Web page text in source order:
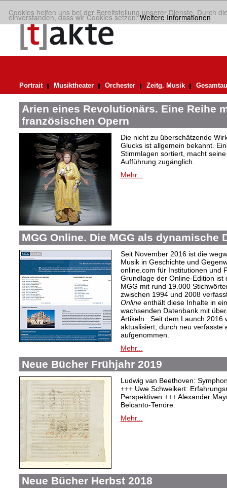
Cookies helfen uns bei der Bereitstellung unserer Dienste. Durch
einverstanden, dass wir Cookies setzen.Weitere Informationen
Portrait Musiktheater Orchester Zeitg. Musik
Arien eines Revolutionärs. Eine Reihe
französischen Opern
Die nicht zu überschätzende
Glucks ist allgemein bekannt.
Stimmlagen sortiert, macht
Aufführung zugänglich.
Mehr...
MGG Online. Die MGG als dynamische
Seit November 2016 ist die
Musik in Geschichte und
online.com für Institutionen und
Grundlage der Online-Edition ist
MGG mit rund 19.000
zwischen 1994 und 2008
Onlineenthält diese Inhalte in
wachsenden Datenbank mit
Artikeln. Seit dem Launch 2016
aktualisiert, durch neu verfasste
aufgenommen.
Mehr...
Neue Bücher Frühjahr 2019
Ludwig van Beethoven:
+++ Uwe Schweikert:
Perspektiven +++ Alexander
Belcanto-Tenöre.
Mehr...
Neue Bücher Herbst 2018